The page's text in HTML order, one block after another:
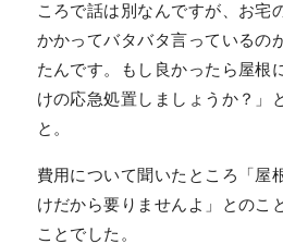
ころで話は別なんですが、お宅
かかってバタバタ言っているの
たんです。もし良かったら屋根
けの応急処置しましょうか？」
と。
費用について聞いたところ「屋
けだから要りませんよ」とのこ
ことでした。